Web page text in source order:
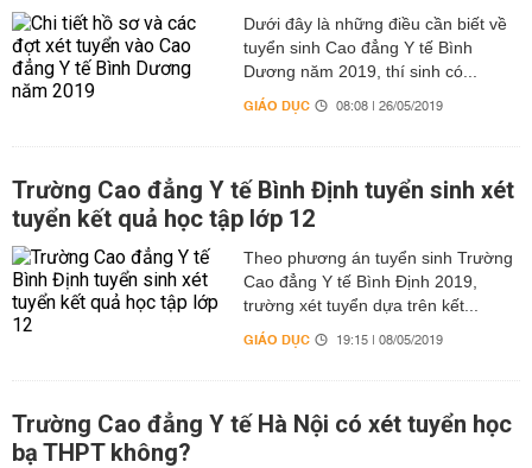
Dưới đây là những điều cần biết về
tuyển sinh Cao đẳng Y tế Bình
Dương năm 2019, thí sinh có...
GIÁO DỤC 08:08 | 26/05/2019
Trường Cao đẳng Y tế Bình Định tuyển sinh xét
tuyển kết quả học tập lớp 12
Theo phương án tuyển sinh Trường
Cao đẳng Y tế Bình Định 2019,
trường xét tuyển dựa trên kết...
GIÁO DỤC 19:15 | 08/05/2019
Trường Cao đẳng Y tế Hà Nội có xét tuyển học
bạ THPT không?